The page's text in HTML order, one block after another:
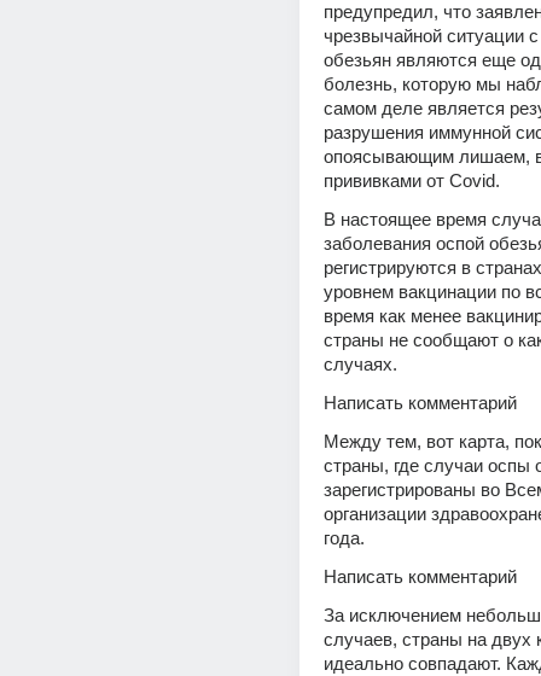
предупредил, что
чрезвычайной ситуации
обезьян являются еще
болезнь, которую мы
самом деле является
разрушения иммунной
опоясывающим лишаем,
прививками от Covid.
В настоящее время
заболевания оспой
регистрируются в
уровнем вакцинации по
время как менее
страны не сообщают о
случаях.
Написать комментарий
Между тем, вот карта,
страны, где случаи оспы
зарегистрированы во
организации
года.
Написать комментарий
За исключением
случаев, страны на двух
идеально совпадают.